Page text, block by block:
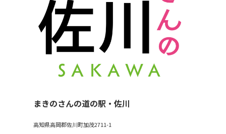
まきのさんの道の駅・佐川
高知県高岡郡佐川町加茂2711-1